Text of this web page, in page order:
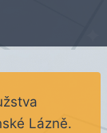
Lázně.